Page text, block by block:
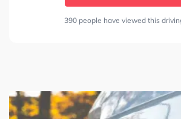
390 people have viewed this